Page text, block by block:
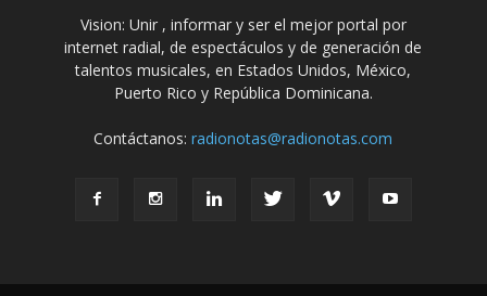
Vision: Unir , informar y ser el mejor portal por
internet radial, de espectáculos y de generación de
talentos musicales, en Estados Unidos, México,
Puerto Rico y República Dominicana.
Contáctanos:radionotas@radionotas.com